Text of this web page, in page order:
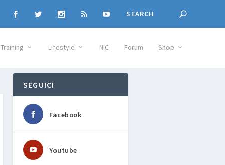
Training Lifestyle NIC Forum Shop
SEGUICI
Facebook
Youtube